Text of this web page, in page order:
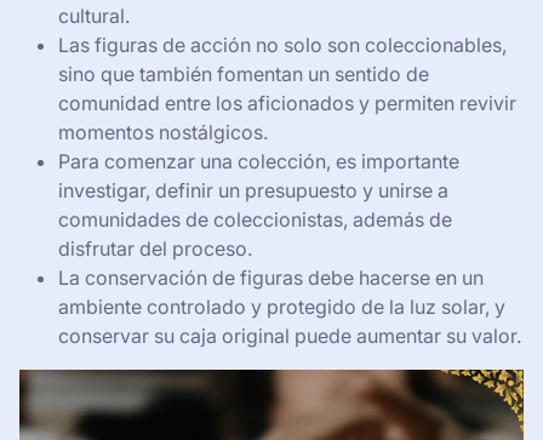
cultural.
Las figuras de acción no solo son coleccionables,
sino que también fomentan un sentido de
comunidad entre los aficionados y permiten revivir
momentos nostálgicos.
Para comenzar una colección, es importante
investigar, definir un presupuesto y unirse a
comunidades de coleccionistas, además de
disfrutar del proceso.
La conservación de figuras debe hacerse en un
ambiente controlado y protegido de la luz solar, y
conservar su caja original puede aumentar su valor.